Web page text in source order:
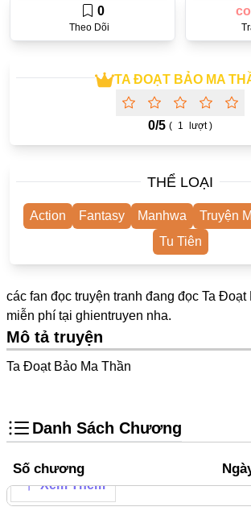
#Ngược Tâm
Yuri
#Trùng Sinh
#Cục Cưng
Showbiz
Doujinshi
Mature
TA ĐOẠT BẢO MA
0/5 ( 1 lượt )
Theo Dõi
0
THỂ LOẠI
Action Fantasy Manhwa Truyện
Tu Tiên
các fan đọc truyện tranh đang đọc Ta Đoạt
miễn phí tại ghientruyen nha.
Mô tả truyện
Ta Đoạt Bảo Ma Thần
Danh Sách Chương
Số chương
Xem Thêm